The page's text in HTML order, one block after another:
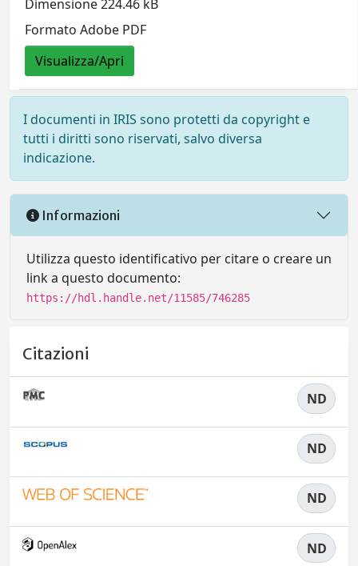
Dimensione 224.46 kB
Formato Adobe PDF
Visualizza/Apri
I documenti in IRIS sono protetti da copyright e
tutti i diritti sono riservati, salvo diversa
indicazione.
Informazioni
Utilizza questo identificativo per citare o creare un
link a questo documento:
https://hdl.handle.net/11585/746285
Citazioni
ND
ND
ND
ND